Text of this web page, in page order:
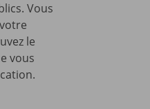
Vous
le
vous